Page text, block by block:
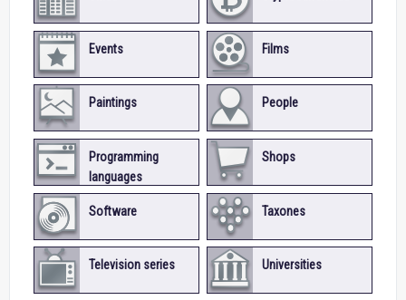
Events Films
Paintings People
Programming
languages
Shops
Software Taxones
Television series Universities